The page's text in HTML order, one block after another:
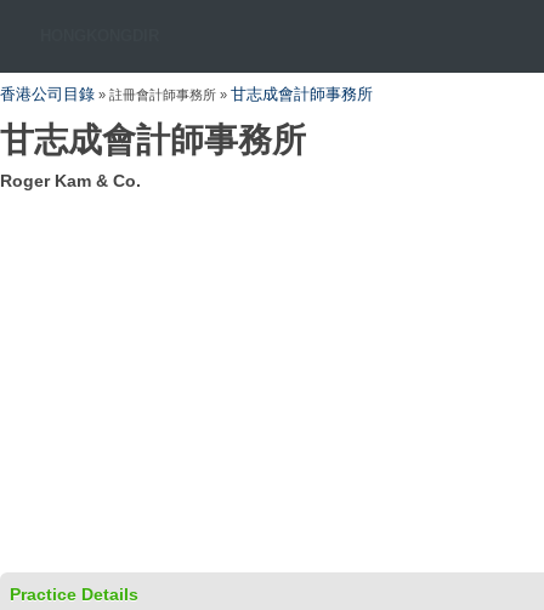
香港公司目錄 » 註冊會計師事務所 » 甘志成會計師事務所
甘志成會計師事務所
Roger Kam & Co.
Practice Details